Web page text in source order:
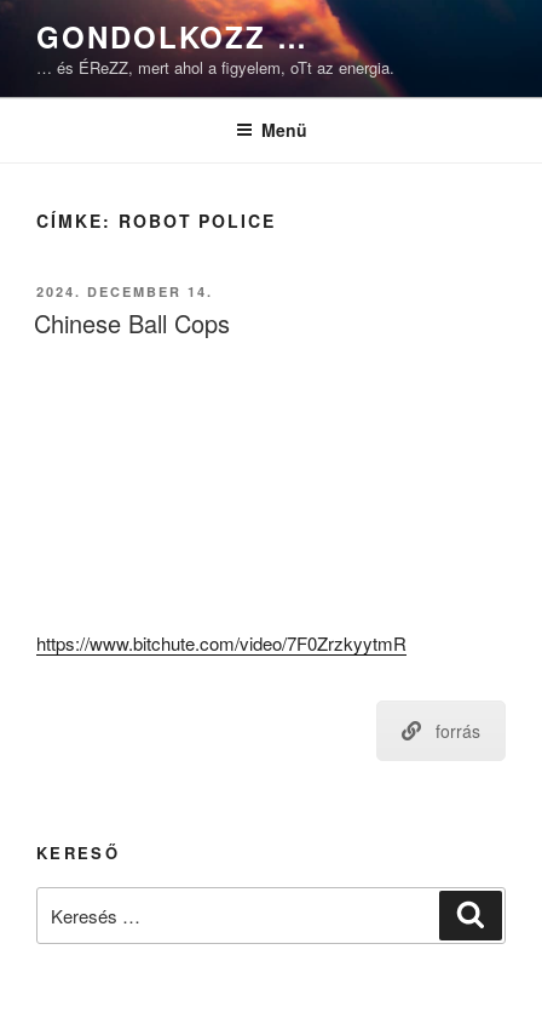
Tartalomhoz
GONDOLKOZZ …
… és ÉReZZ, mert ahol a figyelem, oTt az energia.
Menü
CÍMKE: ROBOT POLICE
BEKÜLDVE:
2024. DECEMBER 14.
Chinese Ball Cops
https://www.bitchute.com/video/7F0ZrzkyytmR
forrás
KERESŐ